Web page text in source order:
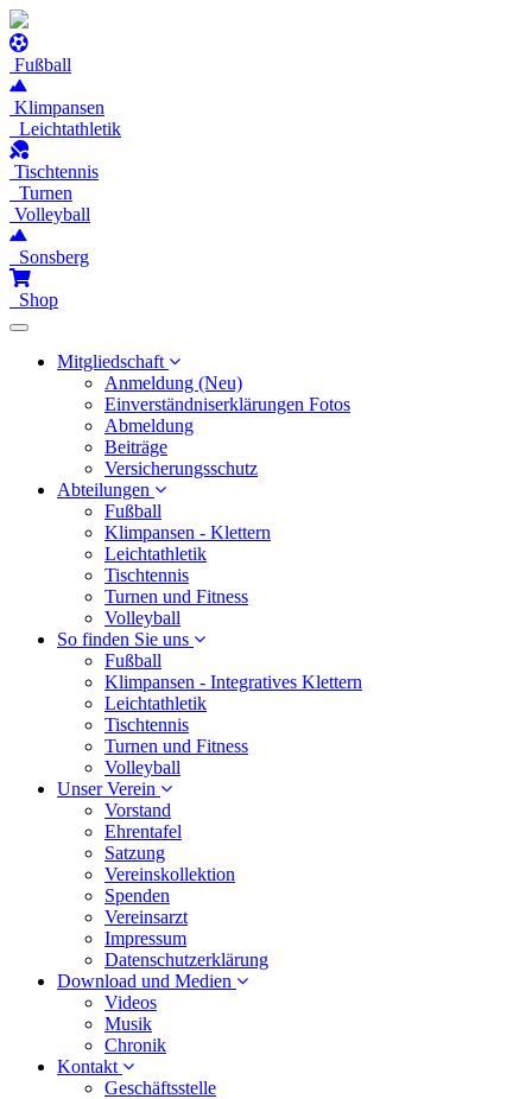
Fußball
Klimpansen
Leichtathletik
Tischtennis
Turnen
Volleyball
Sonsberg
Shop
Toggle
navigationMitgliedschaft
Anmeldung (Neu)
Einverständniserklärungen Fotos
Abmeldung
Beiträge
Versicherungsschutz
Abteilungen
Fußball
Klimpansen - Klettern
Leichtathletik
Tischtennis
Turnen und Fitness
Volleyball
So finden Sie uns
Fußball
Klimpansen - Integratives Klettern
Leichtathletik
Tischtennis
Turnen und Fitness
Volleyball
Unser Verein
Vorstand
Ehrentafel
Satzung
Vereinskollektion
Spenden
Vereinsarzt
Impressum
Datenschutzerklärung
Download und Medien
Videos
Musik
Chronik
Kontakt
Geschäftsstelle